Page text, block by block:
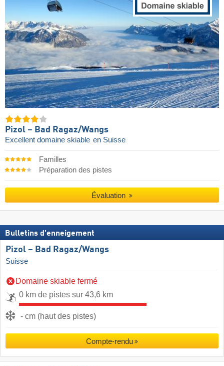
Pizol – Bad Ragaz/​Wangs
Excellent domaine skiable en Suisse
Familles
Préparation des pistes
Évaluation
Bulletins d'enneigement
Pizol – Bad Ragaz/​Wangs
Suisse
Domaine skiable fermé
0 km de pistes sur 43,6 km
- cm (haut des pistes)
Compte-rendu